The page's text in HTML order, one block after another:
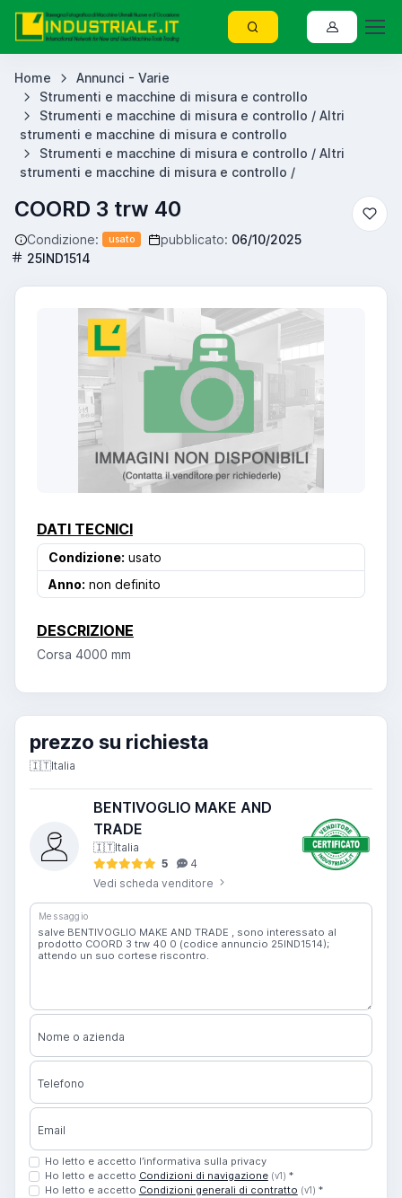
Home
Annunci - Varie
Strumenti e macchine di misura e controllo
Strumenti e macchine di misura e controllo / Altri
strumenti e macchine di misura e controllo
Strumenti e macchine di misura e controllo / Altri
strumenti e macchine di misura e controllo /
COORD 3 trw 40
Condizione: usato pubblicato: 06/10/2025
25IND1514
DATI TECNICI
Condizione: usato
Anno: non definito
DESCRIZIONE
Corsa 4000 mm
prezzo su richiesta
🇮🇹Italia
BENTIVOGLIO MAKE AND
TRADE
🇮🇹Italia
5
4
Vedi scheda venditore
Messaggio
Nome o azienda
Telefono
Email
Ho letto e accetto l’informativa sulla privacy
Ho letto e accetto Condizioni di navigazione (v1) *
Ho letto e accetto Condizioni generali di contratto (v1) *